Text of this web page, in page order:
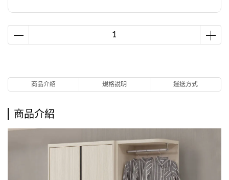
商品介紹 規格說明 運送方式
商品介紹